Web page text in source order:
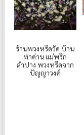
ร้านพวงหรีดวัด บ้าน
ท่าด่าน แม่พริก
ลำปาง พวงหรีดจาก
ปัญญาวงค์